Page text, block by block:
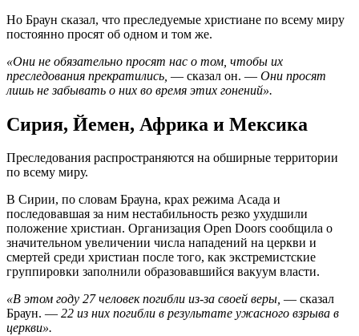
Но Браун сказал, что преследуемые христиане по всему миру
постоянно просят об одном и том же.
«Они не обязательно просят нас о том, чтобы их
преследования прекратились, — сказал он. — Они просят
лишь не забывать о них во время этих гонений».
Сирия, Йемен, Африка и Мексика
Преследования распространяются на обширные территории
по всему миру.
В Сирии, по словам Брауна, крах режима Асада и
последовавшая за ним нестабильность резко ухудшили
положение христиан. Организация Open Doors сообщила о
значительном увеличении числа нападений на церкви и
смертей среди христиан после того, как экстремистские
группировки заполнили образовавшийся вакуум власти.
«В этом году 27 человек погибли из-за своей веры, — сказал
Браун. — 22 из них погибли в результате ужасного взрыва в
церкви».